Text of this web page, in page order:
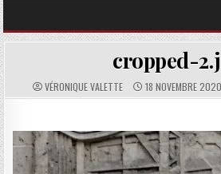
cropped-
AUTHOR:
VÉRONIQUE VALETTE PUBLISHED DATE:
18 NOVEMBRE 2020